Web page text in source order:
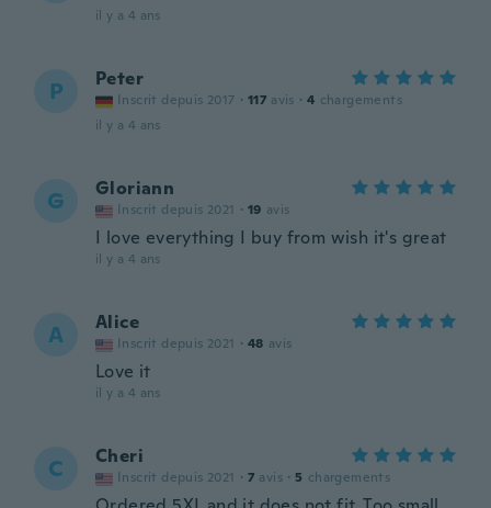
il y a 4 ans
P Peter
Inscrit depuis 2017 · 117 avis · 4 chargements
il y a 4 ans
G Gloriann
Inscrit depuis 2021 · 19 avis
I love everything I buy from wish it's great
il y a 4 ans
A Alice
Inscrit depuis 2021 · 48 avis
Love it
il y a 4 ans
C Cheri
Inscrit depuis 2021 · 7 avis · 5 chargements